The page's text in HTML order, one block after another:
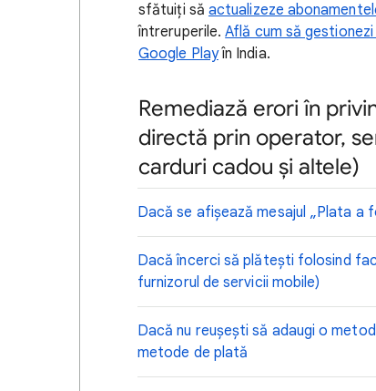
sfătuiți să actualizeze
întreruperile.Află cum să
Google Playîn India.
Remediază erori în
directă prin operator,
carduri cadou și altele)
Dacă se afișează mesajul „Plata a
Dacă încerci să plătești folosind
furnizorul de servicii mobile)
Dacă nu reușești să adaugi o
metode de plată